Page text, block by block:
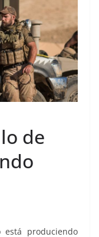
de
está produciendo